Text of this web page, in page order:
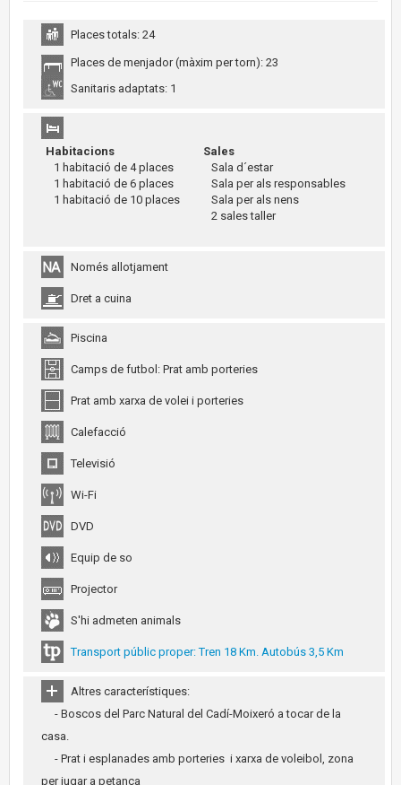
Places totals: 24
Places de menjador (màxim per torn): 23
Sanitaris adaptats: 1
Habitacions
1 habitació de 4 places
1 habitació de 6 places
1 habitació de 10 places
Sales
Sala d´estar
Sala per als responsables
Sala per als nens
2 sales taller
Només allotjament
Dret a cuina
Piscina
Camps de futbol: Prat amb porteries
Prat amb xarxa de volei i porteries
Calefacció
Televisió
Wi-Fi
DVD
Equip de so
Projector
S'hi admeten animals
Transport públic proper: Tren 18 Km. Autobús 3,5 Km
Altres característiques:
- Boscos del Parc Natural del Cadí-Moixeró a tocar de la
casa.
- Prat i esplanades amb porteries i xarxa de voleibol, zona
per jugar a petanca